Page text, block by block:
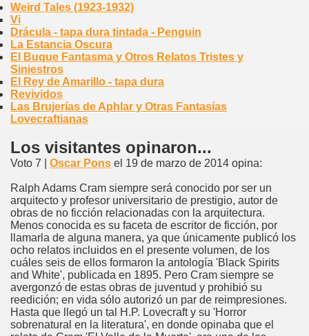
Weird Tales (1923-1932)
Vi
Drácula - tapa dura tintada - Penguin
La Estancia Oscura
El Buque Fantasma y Otros Relatos Tristes y
Siniestros
El Rey de Amarillo - tapa dura
Revividos
Las Brujerías de Aphlar y Otras Fantasías
Lovecraftianas
Los visitantes opinaron...
Voto 7 | Oscar Pons el 19 de marzo de 2014 opina:
Ralph Adams Cram siempre será conocido por ser un
arquitecto y profesor universitario de prestigio, autor de
obras de no ficción relacionadas con la arquitectura.
Menos conocida es su faceta de escritor de ficción, por
llamarla de alguna manera, ya que únicamente publicó los
ocho relatos incluidos en el presente volumen, de los
cuáles seis de ellos formaron la antología 'Black Spirits
and White', publicada en 1895. Pero Cram siempre se
avergonzó de estas obras de juventud y prohibió su
reedición; en vida sólo autorizó un par de reimpresiones.
Hasta que llegó un tal H.P. Lovecraft y su 'Horror
sobrenatural en la literatura', en donde opinaba que el